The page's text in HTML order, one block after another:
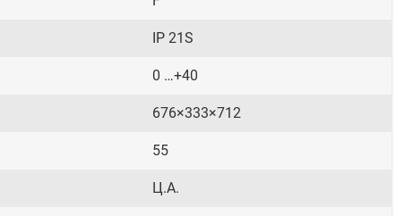
IP 21S
0 …+40
676×333×712
55
Ц.А.